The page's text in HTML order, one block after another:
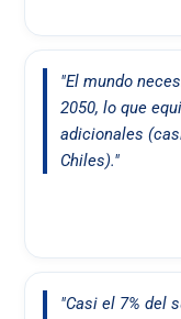
"El mundo
2050, lo que
adicionales
Chiles)."
"Casi el 7% del